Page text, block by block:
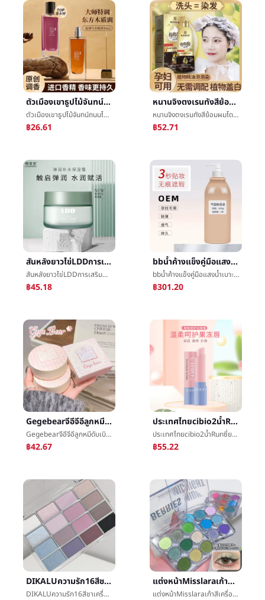
ตัวเมืองเขาธูปไม้จันทน์ถนนไม้จันทน์ธูปเนื้อไม้ธูปæ°´50mlทนแสงธูปæ°´การทำสมาธิวัดçธูปการค้าต่างประเทศข้ามพรมแดนธูปæ°´
ตัวเมืองเขาธูปไม้จันทน์ถนนไม้จันทน์ธูปเนื้อไม้ธูปæ°´50mlทนแสงธูปæ°´การทำสมาธิวัดçธูปการค้าต่างประเทศข้ามพรมแดนธูปæ°´
฿26.61
หนานจิงตงเรนทังสีย้อมผมโดยธรรมชาติส่วนผสมปานกลางไม่กระตุ้นหล่อเลี้ยงผมความปลอดภัยสุขภาพหญิงตั้งครรภ์ที่มีอยู่
หนานจิงตงเรนทังสีย้อมผมโดยธรรมชาติส่วนผสมปานกลางไม่กระตุ้นหล่อเลี้ยงผมความปลอดภัยสุขภาพหญิงตั้งครรภ์ที่มีอยู่
฿52.71
สันหลังยาวไข่LDDการเสริมกำลังให้ความชุ่มชื้นครีมทาหน้า55gไซลิทอลการเสริมกำลังäº®ผิวบนใบหน้าพยาบาลน้ำค้างแข็งสันหลังยาวäººมังสวิรัติสีครีมทาหน้า
สันหลังยาวไข่LDDการเสริมกำลังให้ความชุ่มชื้นครีมทาหน้า55gไซลิทอลการเสริมกำลังäº®ผิวบนใบหน้าพยาบาลน้ำค้างแข็งสันหลังยาวäººมังสวิรัติสีครีมทาหน้า
฿45.18
bbน้ำค้างแข็งคู่มือแสงน้ำเบาะลมห่วงโซ่โรงละครโดยธรรมชาติบางความชื้นมูลนิธิเหลวปกข้อบกพร่องทนไม่เวิกแต่งหน้าหญิงตั้งครรภ์ที่มีอยู่
bbน้ำค้างแข็งคู่มือแสงน้ำเบาะลมห่วงโซ่โรงละครโดยธรรมชาติบางความชื้นมูลนิธิเหลวปกข้อบกพร่องทนไม่เวิกแต่งหน้าหญิงตั้งครรภ์ที่มีอยู่
฿301.20
Gegebearจีอีจีอีลูกหมีดับเบิลผงเบาะลมถือแต่งหน้าโดยธรรมชาติไม่จางหายเบาะลมผงดับเบิลออกแบบ
Gegebearจีอีจีอีลูกหมีดับเบิลผงเบาะลมถือแต่งหน้าโดยธรรมชาติไม่จางหายเบาะลมผงดับเบิลออกแบบ
฿42.67
ประเทศไทยcibio2น้ำRunซี่ยกลิปบาล์มน้ำèæ¡ย่อยอาหารการซ่อมแซมโปร่งใสไม่มีสีสถานะของแข็งโฟร์ซีซั่นส์สากล
ประเทศไทยcibio2น้ำRunซี่ยกลิปบาล์มน้ำèæ¡ย่อยอาหารการซ่อมแซมโปร่งใสไม่มีสีสถานะของแข็งโฟร์ซีซั่นส์สากล
฿55.22
DIKALUความรัก16สีชาเครื่องสำอางสำหรับทาหนังตาแผ่นข้าวโอ๊ตชาสีแฟลชผงไข่มุกเลื่อมส้มเขียวหวานปาล์มความเท่าเทียมกันนักเรียน
DIKALUความรัก16สีชาเครื่องสำอางสำหรับทาหนังตาแผ่นข้าวโอ๊ตชาสีแฟลชผงไข่มุกเลื่อมส้มเขียวหวานปาล์มความเท่าเทียมกันนักเรียน
แต่งหน้าMisslaraเก้าสีเครื่องสำอางสำหรับทาหนังตาแผ่นไข่มุกดีแฟลชèสีç»¿สีç´«สียุโรปลมเวทีแต่งหน้าเครื่องสำอางสำหรับทาหนังตา
แต่งหน้าMisslaraเก้าสีเครื่องสำอางสำหรับทาหนังตาแผ่นไข่มุกดีแฟลชèสีç»¿สีç´«สียุโรปลมเวทีแต่งหน้าเครื่องสำอางสำหรับทาหนังตา